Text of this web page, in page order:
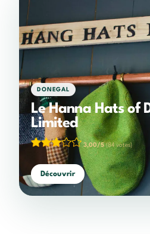
DONEGAL
Le Hanna Hats of
Limited
3,00/5(84 votes)
Découvrir